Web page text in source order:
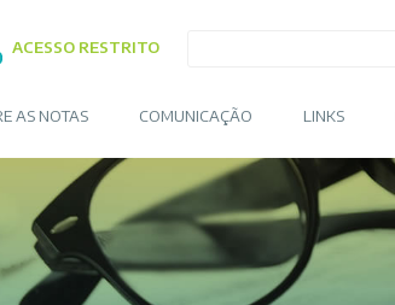
ACESSO RESTRITO
AS NOTAS COMUNICAÇÃO LINKS